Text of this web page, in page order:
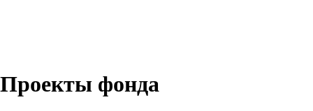
Проекты фонда